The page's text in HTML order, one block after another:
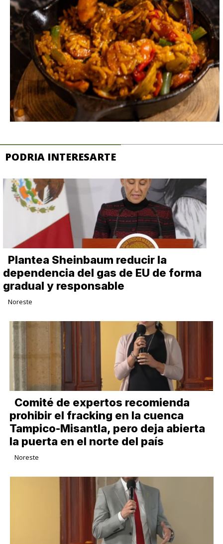
PODRIA INTERESARTE
Plantea Sheinbaum reducir la
dependencia del gas de EU de forma
gradual y responsable
Noreste
Comité de expertos recomienda
prohibir el fracking en la cuenca
Tampico-Misantla, pero deja abierta
la puerta en el norte del país
Noreste